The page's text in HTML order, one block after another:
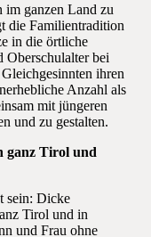
im ganzen Land zu
die Familientradition
in die örtliche
Oberschulalter bei
ihren
Anzahl als
mit jüngeren
und zu gestalten.
ganz Tirol und
sein: Dicke
Tirol und in
und Frau ohne